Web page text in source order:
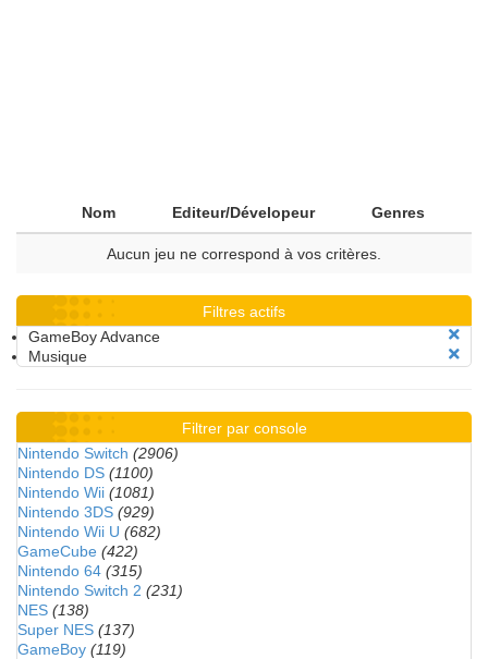
Nom Editeur/Dévelopeur Genres
Aucun jeu ne correspond à vos critères.
Filtres actifs
GameBoy Advance
Musique
Filtrer par console
Nintendo Switch (2906)
Nintendo DS (1100)
Nintendo Wii (1081)
Nintendo 3DS (929)
Nintendo Wii U (682)
GameCube (422)
Nintendo 64 (315)
Nintendo Switch 2 (231)
NES (138)
Super NES (137)
GameBoy (119)